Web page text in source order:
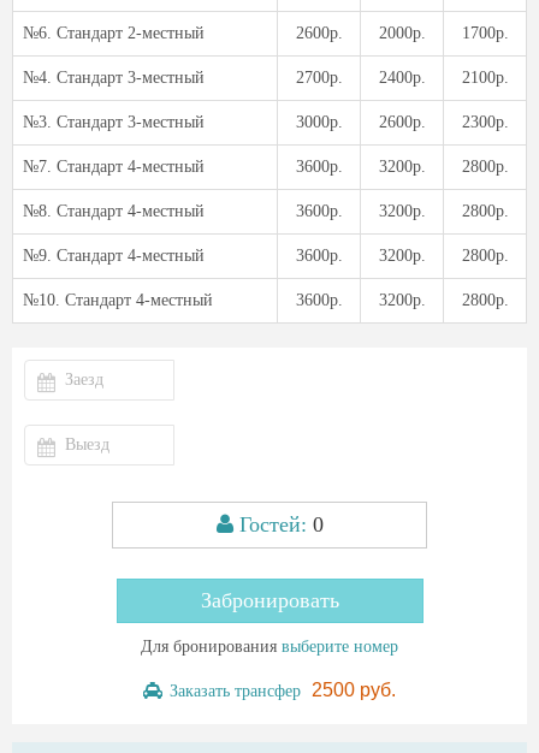
№6. Стандарт 2-местный 2600р. 2000р. 1700р.
№4. Стандарт 3-местный 2700р. 2400р. 2100р.
№3. Стандарт 3-местный 3000р. 2600р. 2300р.
№7. Стандарт 4-местный 3600р. 3200р. 2800р.
№8. Стандарт 4-местный 3600р. 3200р. 2800р.
№9. Стандарт 4-местный 3600р. 3200р. 2800р.
№10. Стандарт 4-местный 3600р. 3200р. 2800р.
Гостей: 0
Забронировать
Для бронирования выберите номер
Заказать трансфер 2500 руб.